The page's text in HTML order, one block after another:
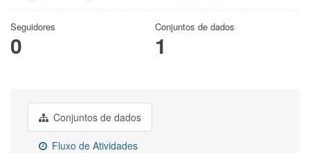
Seguidores
0
Conjuntos de dados
1
Conjuntos de dados
Fluxo de Atividades